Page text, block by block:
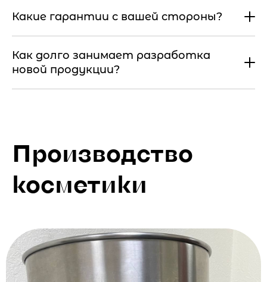
Какие гарантии с вашей стороны?
Как долго занимает разработка
новой продукции?
Производство
косметики